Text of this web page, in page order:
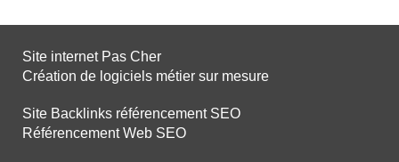
Site internet Pas Cher
Création de logiciels métier sur mesure
Site Backlinks référencement SEO
Référencement Web SEO